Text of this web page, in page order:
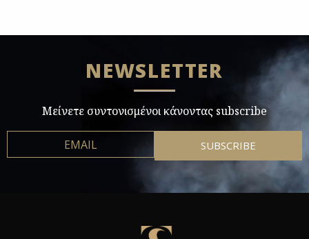
NEWSLETTER
Μείνετε συντονισμένοι κάνοντας subscribe